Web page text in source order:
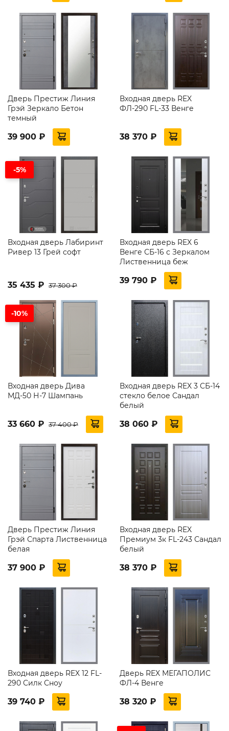
Дверь Престиж Линия
Грэй Зеркало Бетон
темный
39 900 ₽
Входная дверь REX
ФЛ-290 FL-33 Венге
38 370 ₽
-5%
Входная дверь Лабиринт
Ривер 13 Грей софт
35 435 ₽ 37 300 ₽
Входная дверь REX 6
Венге СБ-16 с Зеркалом
Лиственница беж
39 790 ₽
-10%
Входная дверь Дива
МД-50 Н-7 Шампань
33 660 ₽ 37 400 ₽
Входная дверь REX 3 СБ-14
стекло белое Сандал
белый
38 060 ₽
Дверь Престиж Линия
Грэй Спарта Лиственница
белая
37 900 ₽
Входная дверь REX
Премиум 3к FL-243 Сандал
белый
38 370 ₽
Входная дверь REX 12 FL-
290 Силк Сноу
39 740 ₽
Дверь REX МЕГАПОЛИС
ФЛ-4 Венге
38 320 ₽